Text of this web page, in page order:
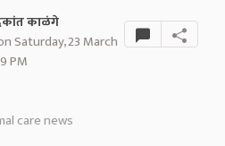
काळंगे
Saturday, 23 March
PM
care news